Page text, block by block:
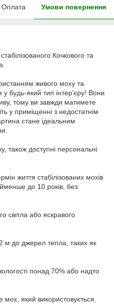
Оплата Умови повернення
Кочкового та
живого моху та
будь-який тип інтер'єру! Вони
тому ви завжди матимете
у приміщенні з недостатнім
стане ідеальним
також доступні персональні
життя стабілізованих мохів
до 10 років, без
світла або яскравого
м до джерел тепла, таких як
понад 70% або надто
який використовується.